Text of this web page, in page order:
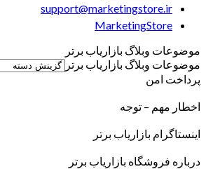
support@marketingstore.ir
MarketingStore
موضوعات وبلاگ بازاریاب برتر
موضوعات وبلاگ بازاریاب برتر
پرداخت امن
اخطار مهم – توجه
اینستاگرام بازاریاب برتر
درباره فروشگاه بازاریاب برتر